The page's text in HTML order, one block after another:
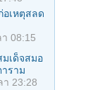
อเหตุสลด
า 08:15
เด็จสมอ
ราม
า 23:28